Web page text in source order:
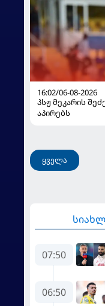
16:02/06-08-2026
პსჟ მეკარის
აპირებს
ყველა
07:50
06:50